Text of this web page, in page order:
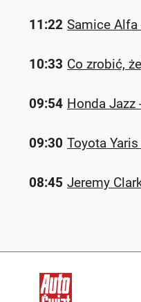
11:22 Samice Alfa
10:33 Co zrobić,
09:54 Honda Jazz
09:30 Toyota
08:45 Jeremy